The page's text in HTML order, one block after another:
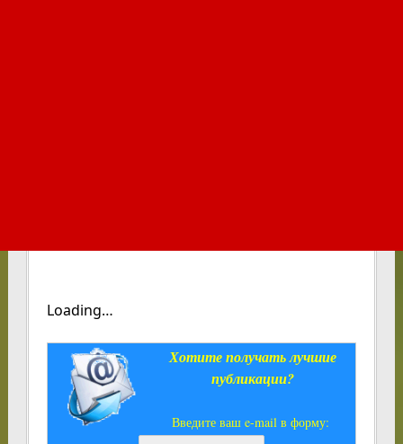
Loading…
Хотите получать лучшие
публикации?
Введите ваш e-mail в форму: